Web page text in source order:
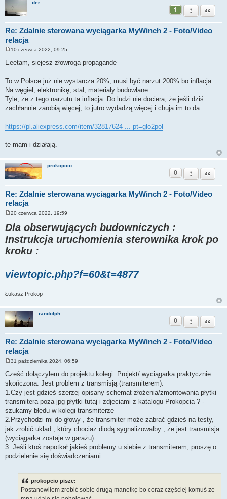
der
Re: Zdalnie sterowana wyciągarka MyWinch 2 - Foto/Video
relacja
1 Zgłoś ten post
Cytuj
s
10 czerwca 2022, 09:25
Eeetam, siejesz złowrogą propagandę
To w Polsce już nie wystarcza 20%, musi być narzut 200% bo inflacja.
Na węgiel, elektronikę, stal, materiały budowlane.
Tyle, że z tego narzutu ta inflacja. Do ludzi nie dociera, że jeśli dziś
zachłannie zarobią więcej, to jutro wydadzą więcej i chuja im to da.
https://pl.aliexpress.com/item/32817624 ... pt=glo2pol
te mam i działają.
prokopcio
Re: Zdalnie sterowana wyciągarka MyWinch 2 - Foto/Video
relacja
0 Zgłoś ten post
Cytuj
o
s
20 czerwca 2022, 19:59
Dla obserwujących budowniczych :
Instrukcja uruchomienia sterownika krok po
kroku :
viewtopic.php?f=60&t=4877
Łukasz Prokop
randolph
Re: Zdalnie sterowana wyciągarka MyWinch 2 - Foto/Video
relacja
0 Zgłoś ten post
Cytuj
s
t
31 października 2024, 06:59
Cześć dołączyłem do projektu kolegi. Projekt/ wyciągarka praktycznie
skończona. Jest problem z transmisją (transmiterem).
1.Czy jest gdzieś szerzej opisany schemat złożenia/zmontowania płytki
transmitera poza jpg płytki tutaj i zdjęciami z katalogu Prokopcia ? -
szukamy błędu w kolegi transmiterze
2.Przychodzi mi do głowy , że transmiter może zabrać gdzieś na testy,
jak zrobić układ , który chociaż diodą sygnalizowałby , że jest transmisja
(wyciągarka zostaje w garażu)
3. Jeśli ktoś napotkał jakieś problemy u siebie z transmiterem, proszę o
podzielenie się doświadczeniami
prokopcio pisze:
Postanowiłem zrobić sobie drugą manetkę bo coraz częściej komuś ze